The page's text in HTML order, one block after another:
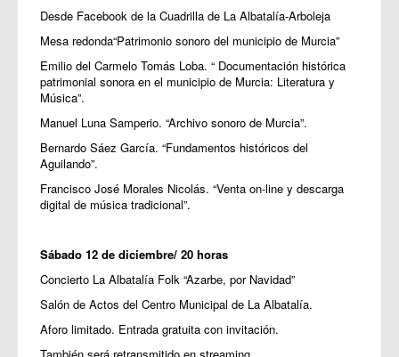
Desde Facebook de la Cuadrilla de La Albatalía-Arboleja
Mesa redonda“Patrimonio sonoro del municipio de Murcia”
Emilio del Carmelo Tomás Loba. “ Documentación histórica
patrimonial sonora en el municipio de Murcia: Literatura y
Música”.
Manuel Luna Samperio. “Archivo sonoro de Murcia”.
Bernardo Sáez García. “Fundamentos históricos del
Aguilando”.
Francisco José Morales Nicolás. “Venta on-line y descarga
digital de música tradicional”.
Sábado 12 de diciembre/ 20 horas
Concierto La Albatalía Folk “Azarbe, por Navidad”
Salón de Actos del Centro Municipal de La Albatalía.
Aforo limitado. Entrada gratuita con invitación.
También será retransmitido en streaming.